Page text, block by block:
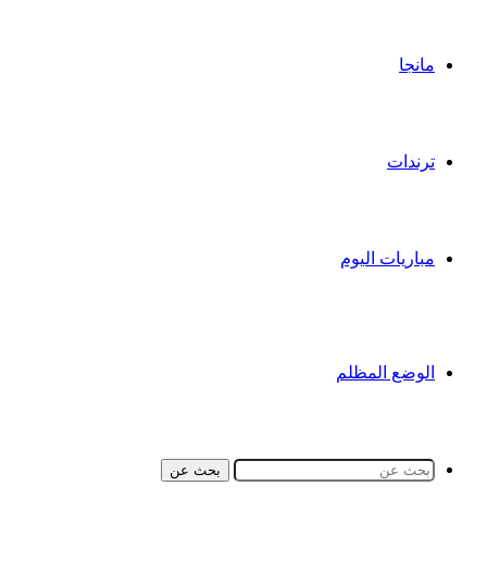
مانجا
ترندات
مباريات اليوم
الوضع المظلم
بحث عن